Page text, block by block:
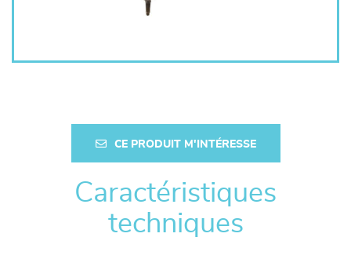
CE PRODUIT M'INTÉRESSE
Caractéristiques
techniques